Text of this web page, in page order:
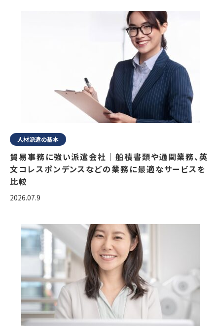
人材派遣の基本
貿易事務に強い派遣会社｜船積書類や通関業務、英
文コレスポンデンスなどの業務に最適なサービスを
比較
2026.07.9